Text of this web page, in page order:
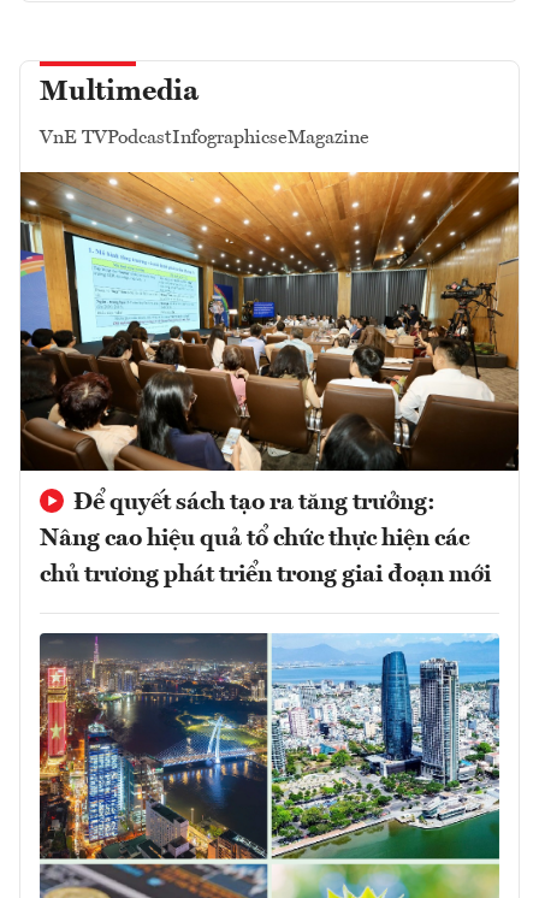
Multimedia
VnE TVPodcastInfographicseMagazine
Để quyết sách tạo ra tăng trưởng:
Nâng cao hiệu quả tổ chức thực hiện các
chủ trương phát triển trong giai đoạn mới